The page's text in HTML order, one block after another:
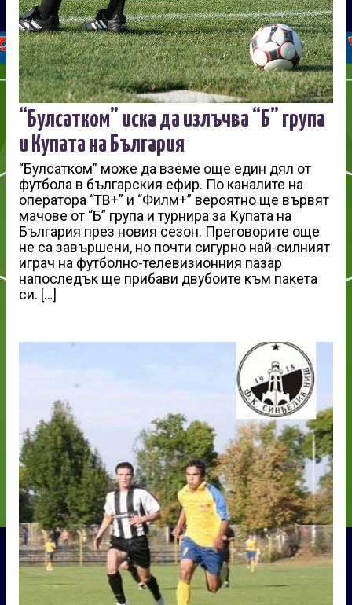
“Булсатком” иска да излъчва “Б” група
и Купата на България
“Булсатком” може да вземе още един дял от
футбола в българския ефир. По каналите на
оператора “ТВ+” и “Филм+” вероятно ще вървят
мачове от “Б” група и турнира за Купата на
България през новия сезон. Преговорите още
не са завършени, но почти сигурно най-силният
играч на футболно-телевизионния пазар
напоследък ще прибави двубоите към пакета
си. […]